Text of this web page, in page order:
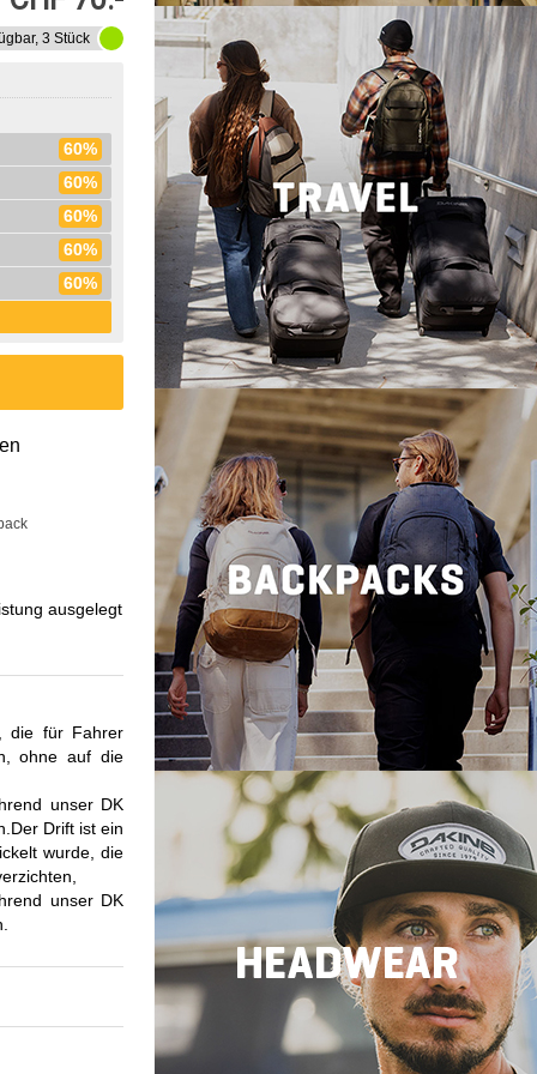
3 Stück
60%
60%
60%
60%
60%
ausgelegt
die für Fahrer
ohne auf die
unser DK
Drift ist ein
wurde, die
unser DK